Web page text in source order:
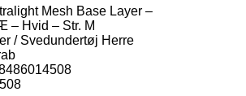
Mesh Base Layer –
– Hvid – Str. M
/ Svedundertøj Herre